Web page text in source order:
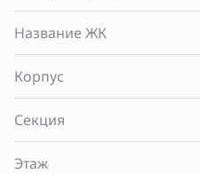
Название ЖК
Корпус
Секция
Этаж